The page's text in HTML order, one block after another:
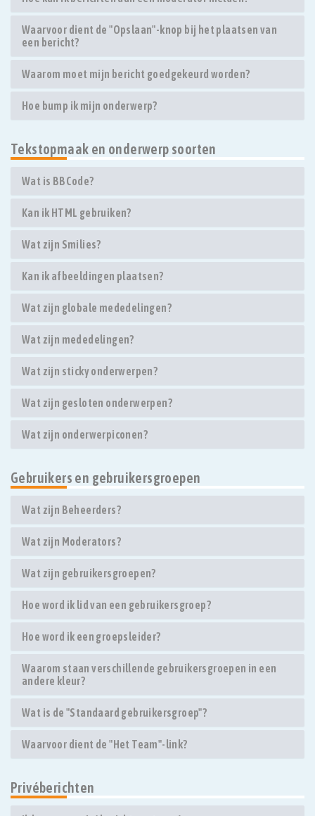
Waarvoor dient de "Opslaan"-knop bij het plaatsen van
een bericht?
Waarom moet mijn bericht goedgekeurd worden?
Hoe bump ik mijn onderwerp?
Tekstopmaak en onderwerp soorten
Wat is BBCode?
Kan ik HTML gebruiken?
Wat zijn Smilies?
Kan ik afbeeldingen plaatsen?
Wat zijn globale mededelingen?
Wat zijn mededelingen?
Wat zijn sticky onderwerpen?
Wat zijn gesloten onderwerpen?
Wat zijn onderwerpiconen?
Gebruikers en gebruikersgroepen
Wat zijn Beheerders?
Wat zijn Moderators?
Wat zijn gebruikersgroepen?
Hoe word ik lid van een gebruikersgroep?
Hoe word ik een groepsleider?
Waarom staan verschillende gebruikersgroepen in een
andere kleur?
Wat is de "Standaard gebruikersgroep"?
Waarvoor dient de "Het Team"-link?
Privéberichten